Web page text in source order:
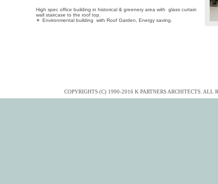
High spec office building in historical & greenery area with glass curtain
wall staircase to the roof top.
✴ Environmental building with Roof Garden, Energy saving.
COPYRIGHTS (C) 1990-2016 K PARTNERS ARCHITECTS. ALL